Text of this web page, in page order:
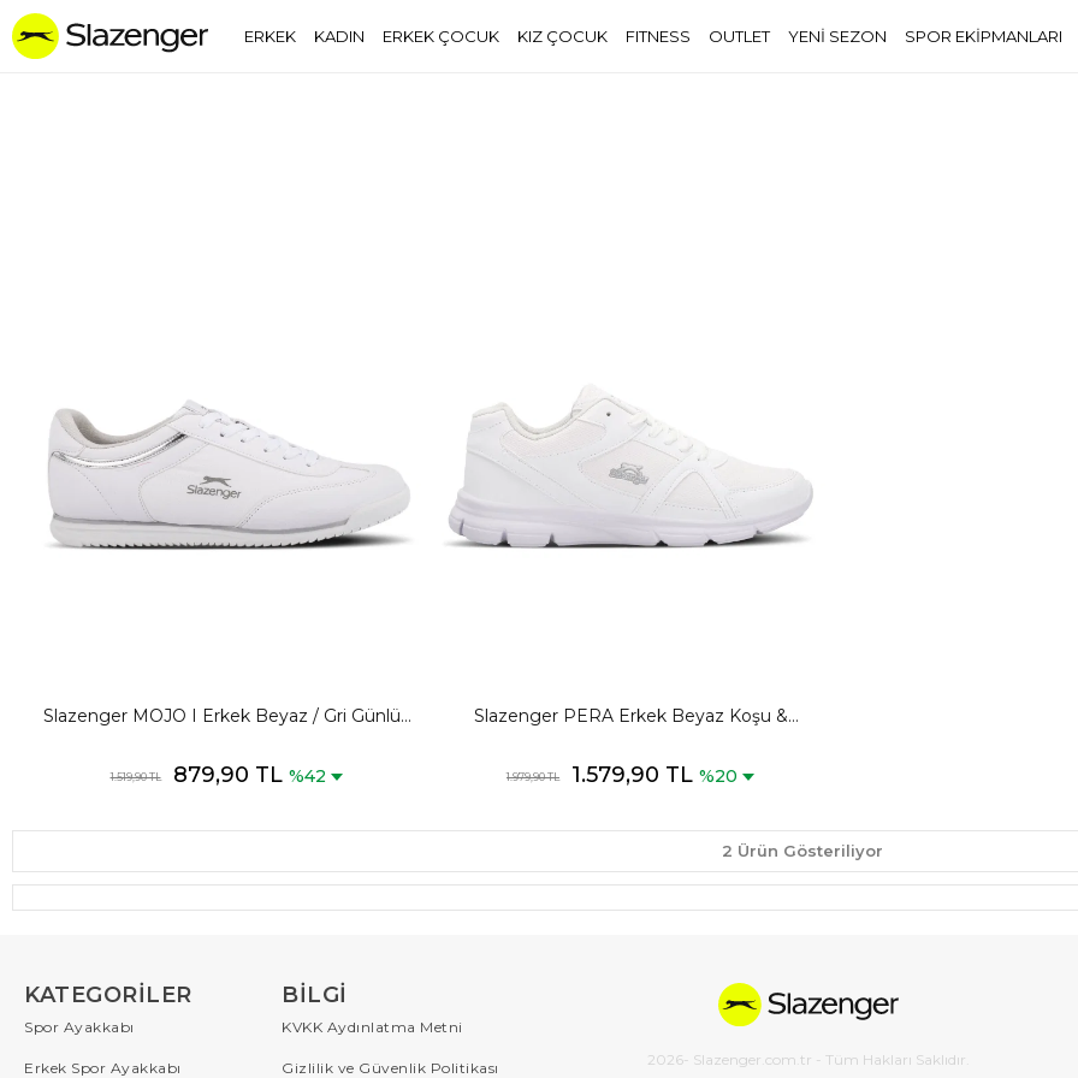
ERKEK KADIN ERKEK ÇOCUK KIZ ÇOCUK FITNESS OUTLET YENİ SEZON SPOR EKİPMANLARI
Slazenger MOJO I Erkek Beyaz / Gri Günlük
1.519,90 TL 879,90 TL %42
Slazenger PERA Erkek Beyaz Koşu &
1.979,90 TL 1.579,90 TL %20
2 Ürün Gösteriliyor
KATEGORILER
Spor Ayakkabı
Erkek Spor Ayakkabı
BILGI
KVKK Aydınlatma Metni
Gizlilik ve Güvenlik Politikası 2026- Slazenger.com.tr - Tüm Hakları Saklıdır.